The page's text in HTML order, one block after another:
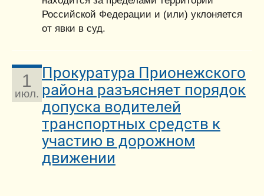
Российской Федерации и (или) уклоняется
от явки в суд.
1
июл.
Прокуратура Прионежского
района разъясняет порядок
допуска водителей
транспортных средств к
участию в дорожном
движении